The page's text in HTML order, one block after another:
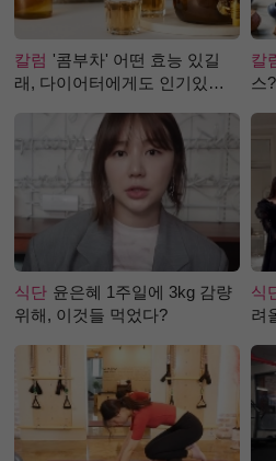
칼럼 '콤부차' 어떤 효능 있길
래, 다이어터에게도 인기있는
칼
스
식단 윤은혜 1주일에 3kg 감량
위해, 이것들 먹었다?
식
려